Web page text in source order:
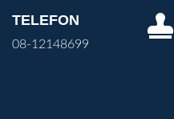
TELEFON
08-12148699
